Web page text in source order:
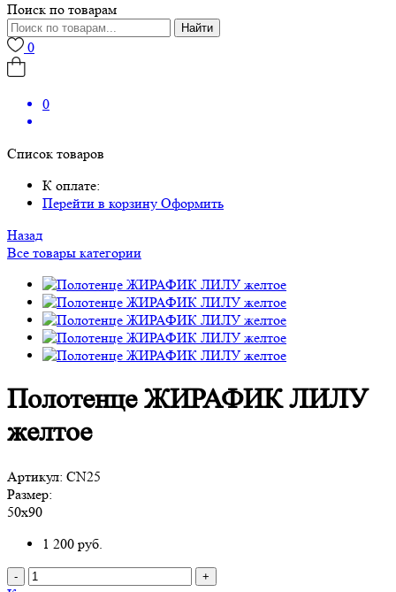
Поиск по товарам
Найти
0
0
Список товаров
К оплате:
Перейти в корзину Оформить
Назад
Все товары категории
Полотенце ЖИРАФИК ЛИЛУ
желтое
Артикул: CN25
Размер:
50х90
1 200 руб.
- +